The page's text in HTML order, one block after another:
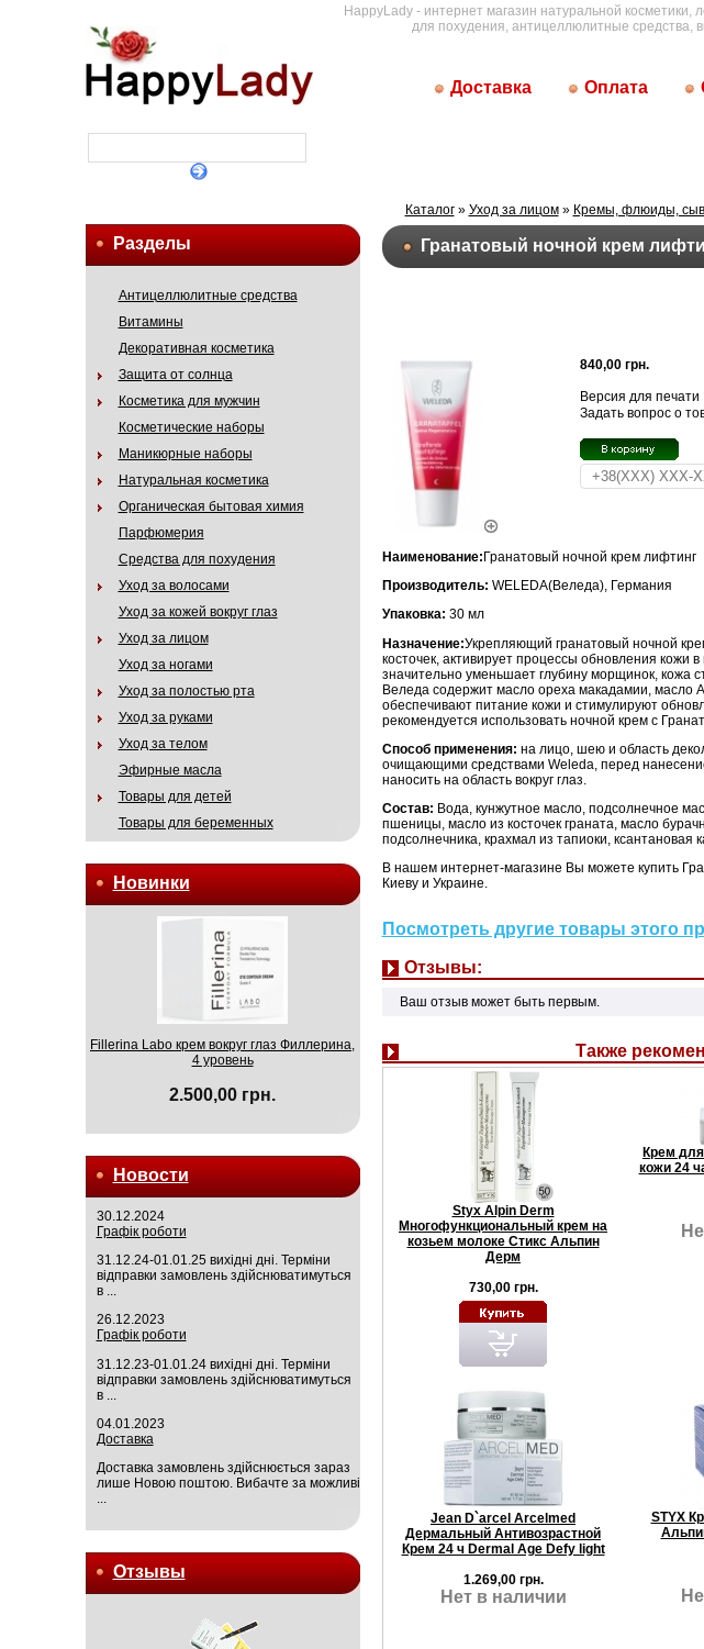
HappyLady - интернет магазин натуральной
для похудения, антицеллюлитные средства,
Доставка Оплата
Разделы
Антицеллюлитные средства
Витамины
Декоративная косметика
Защита от солнца
Косметика для мужчин
Косметические наборы
Маникюрные наборы
Натуральная косметика
Органическая бытовая химия
Парфюмерия
Средства для похудения
Уход за волосами
Уход за кожей вокруг глаз
Уход за лицом
Уход за ногами
Уход за полостью рта
Уход за руками
Уход за телом
Эфирные масла
Товары для детей
Товары для беременных
Новинки
Fillerina Labo крем вокруг глаз Филлерина,
4 уровень
2.500,00 грн.
Новости
30.12.2024
Графік роботи
31.12.24-01.01.25 вихідні дні. Терміни
відправки замовлень здійснюватимуться
в ...
26.12.2023
Графік роботи
31.12.23-01.01.24 вихідні дні. Терміни
відправки замовлень здійснюватимуться
в ...
04.01.2023
Доставка
Доставка замовлень здійснюється зараз
лише Новою поштою. Вибачте за можливі
...
Отзывы
Каталог» Уход за лицом» Кремы, флюиды,
Гранатовый ночной крем
840,00 грн.
Версия для печати
Задать вопрос о
Наименование: Гранатовый ночной крем лифтинг
Производитель: WELEDA(Веледа), Германия
Упаковка: 30 мл
Назначение:Укрепляющий гранатовый ночной
косточек, активирует процессы обновления
значительно уменьшает глубину морщинок, кожа
Веледа содержит масло ореха макадамии, масло
обеспечивают питание кожи и стимулируют
рекомендуется использовать ночной крем с
Способ применения: на лицо, шею и область
очищающими средствами Weleda, перед
наносить на область вокруг глаз.
Состав: Вода, кунжутное масло, подсолнечное
пшеницы, масло из косточек граната, масло
подсолнечника, крахмал из тапиоки,
В нашем интернет-магазине Вы можете купить
Киеву и Украине.
Посмотреть другие товары этого
Отзывы:
Ваш отзыв может быть первым.
Также
Styx Alpin Derm
Многофункциональный крем на
козьем молоке Стикс Альпин
Дерм
730,00 грн.
Крем
кожи 24
Jean D`arcel Arcelmed
Дермальный Антивозрастной
Крем 24 ч Dermal Age Defy light
1.269,00 грн.
Нет в наличии
STYX